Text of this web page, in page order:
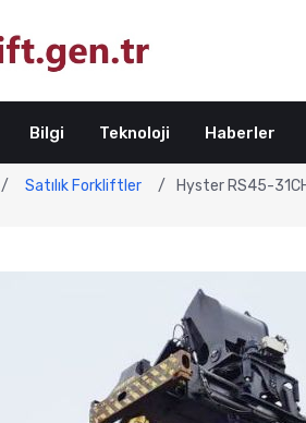
Bilgi Teknoloji Haberler
/ Satılık Forkliftler / Hyster RS45-